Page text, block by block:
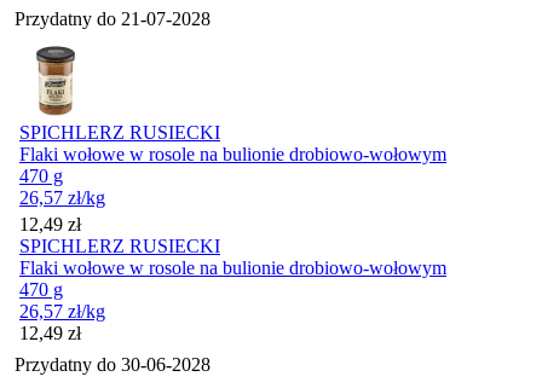
Przydatny do 21-07-2028
SPICHLERZ RUSIECKI
Flaki wołowe w rosole na bulionie drobiowo-wołowym
470 g
26,57 zł/kg
Cena
12,49 zł
SPICHLERZ RUSIECKI
Flaki wołowe w rosole na bulionie drobiowo-wołowym
470 g
26,57 zł/kg
Cena
12,49 zł
Przydatny do 30-06-2028